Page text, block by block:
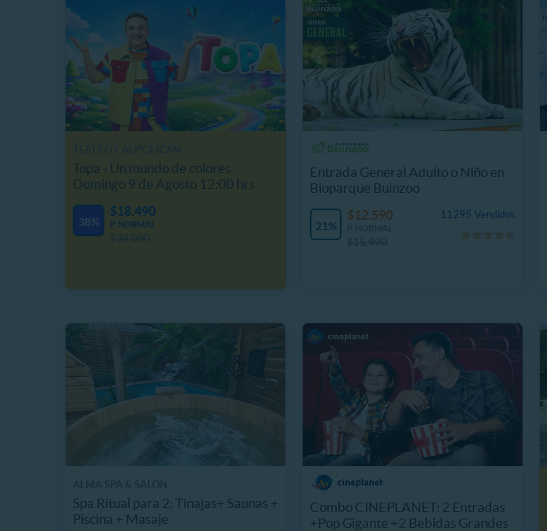
Topa - Un mundo de colores
Domingo 9 de Agosto 12:00 hrs
38%
$18.490
P. NORMAL
Entrada General Adulto o Niño en
Bioparque Buinzoo
21%
11295 Vendidos
$12.590
Spa Ritual para 2: Tinajas+ Saunas +
Piscina + Masaje
Combo CINEPLANET: 2 Entradas
+Pop Gigante +2 Bebidas Grandes